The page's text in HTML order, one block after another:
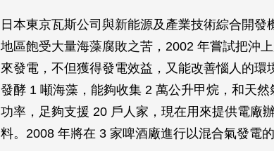
日本東京瓦斯公司與新能源及產業技術綜合開
地區飽受大量海藻腐敗之苦，2002 年嘗試把沖
來發電，不但獲得發電效益，又能改善惱人的
發酵 1 噸海藻，能夠收集 2 萬公升甲烷，和天
功率，足夠支援 20 戶人家，現在用來提供電廠
料。2008 年將在 3 家啤酒廠進行以混合氣發電的